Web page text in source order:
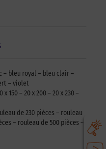
– bleu royal – bleu clair –
– violet
x 150 – 20 x 200 – 20 x 230 –
de 230 pièces – rouleau
– rouleau de 500 pièces –